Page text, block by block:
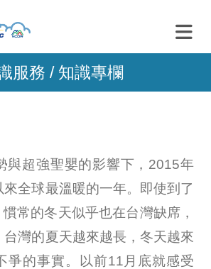
服務 / 知識專欄
與超強聖嬰的影響下，2015年
全球最溫暖的一年。即使到了
常的冬天似乎也在台灣缺席，
台灣的夏天越來越長，冬天越來
爭的事實。以前11月底就感受